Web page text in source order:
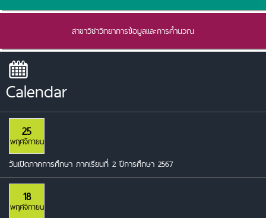
สาขาวิชาวิทยาการข้อมูลและการคำนวณ
Calendar
25
พฤศจิกายน
วันเปิดภาคการศึกษา ภาคเรียนที่ 2 ปีการศึกษา 2567
18
พฤศจิกายน